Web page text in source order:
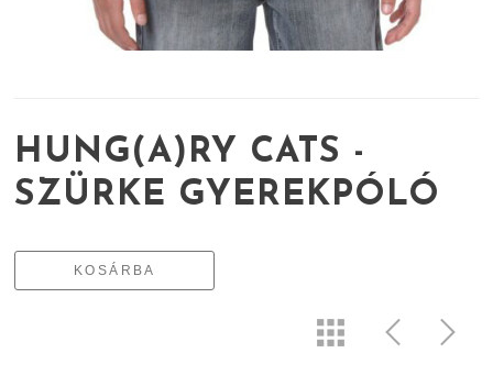
HUNG(A)RY CATS -
SZÜRKE GYEREKPÓLÓ
KOSÁRBA